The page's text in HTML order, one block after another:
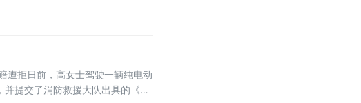
遭拒日前，高女士驾驶一辆纯电动
提交了消防救援大队出具的《火